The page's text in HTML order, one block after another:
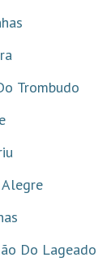
Trombudo
Do Lageado